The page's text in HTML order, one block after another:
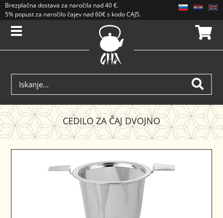
Brezplačna dostava za naročila nad40 €.
5% popust za naročilo čajev nad 60€ s kodo CAJ5. Popusti se ne seštevajo.
CEDILO ZA ČAJ DVOJNO